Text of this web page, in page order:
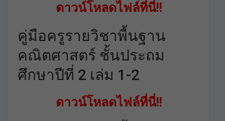
ดาวน์โหลดไฟล์ที่นี่!!
คู่มือครูรายวิชาพื้นฐาน
คณิตศาสตร์ ชั้นประถม
ศึกษาปีที่ 2 เล่ม 1-2
ดาวน์โหลดไฟล์ที่นี่!!